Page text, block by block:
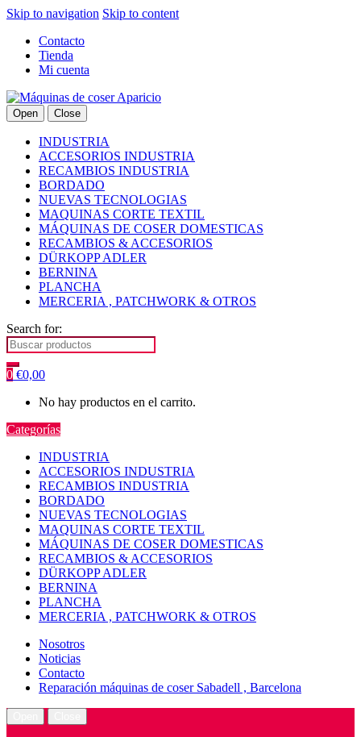
Skip to navigation Skip to content
Contacto
Tienda
Mi cuenta
Open Close
INDUSTRIA
ACCESORIOS INDUSTRIA
RECAMBIOS INDUSTRIA
BORDADO
NUEVAS TECNOLOGIAS
MAQUINAS CORTE TEXTIL
MÁQUINAS DE COSER DOMESTICAS
RECAMBIOS & ACCESORIOS
DÜRKOPP ADLER
BERNINA
PLANCHA
MERCERIA , PATCHWORK & OTROS
Search for:
0 €0,00
No hay productos en el carrito.
Categorías
INDUSTRIA
ACCESORIOS INDUSTRIA
RECAMBIOS INDUSTRIA
BORDADO
NUEVAS TECNOLOGIAS
MAQUINAS CORTE TEXTIL
MÁQUINAS DE COSER DOMESTICAS
RECAMBIOS & ACCESORIOS
DÜRKOPP ADLER
BERNINA
PLANCHA
MERCERIA , PATCHWORK & OTROS
Nosotros
Noticias
Contacto
Reparación máquinas de coser Sabadell , Barcelona